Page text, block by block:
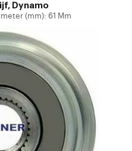
Dynamo
(mm): 61 Mm